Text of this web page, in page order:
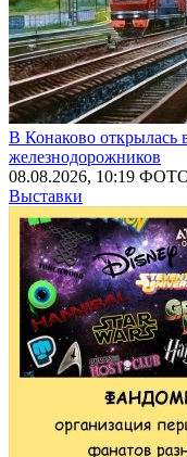
В Конаково открылась
железнодорожников
08.08.2026, 10:19
Выставки